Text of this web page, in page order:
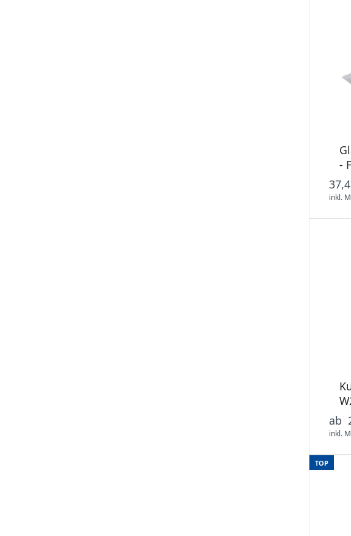
-
inkl.
ab
inkl.
TOP